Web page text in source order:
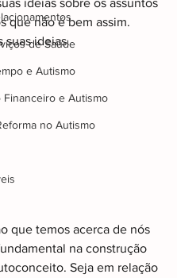
de Saúde
e Autismo
Financeiro e Autismo
no Autismo
ideias sobre os assuntos
que não é bem assim.
suas ideias.
que temos acerca de nós
na construção
Seja em relação